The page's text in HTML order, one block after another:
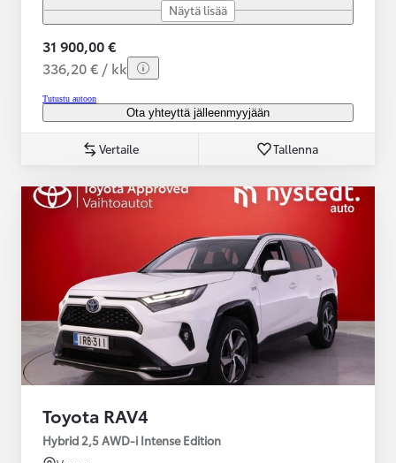
Näytä lisää
31 900,00 €
336,20 € / kk
Tutustu autoon
Ota yhteyttä jälleenmyyjään
Vertaile Tallenna
Toyota RAV4
Hybrid 2,5 AWD-i Intense Edition